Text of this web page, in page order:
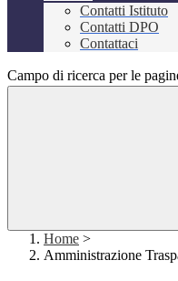
Contatti Istituto
Contatti DPO
Contattaci
Campo di ricerca per le
Home >
Amministrazione